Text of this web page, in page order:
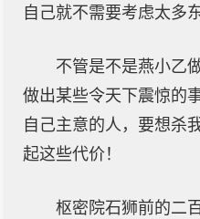
自己就不需要考虑太多
不管是不是燕小乙
做出某些令天下震惊的
自己主意的人，要想杀
起这些代价！
枢密院石狮前的二